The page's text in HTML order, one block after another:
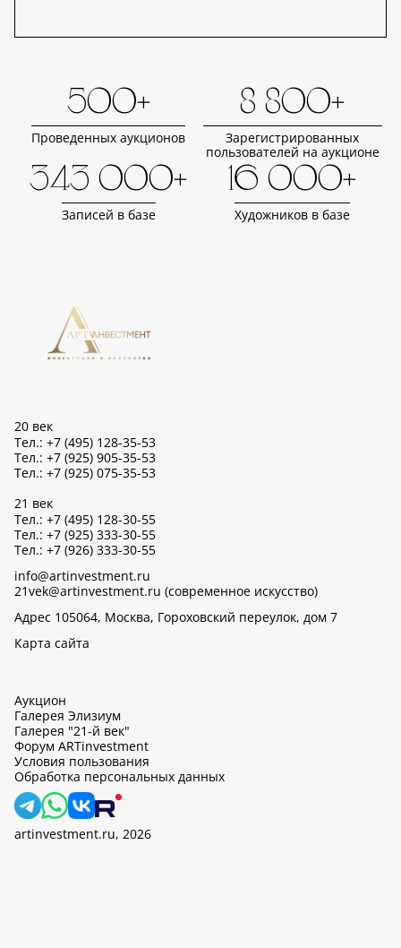
500+
Проведенных аукционов
8 800+
Зарегистрированных
пользователей на аукционе
343 000+
Записей в базе
16 000+
Художников в базе
20 век
Тел.: +7 (495) 128-35-53
Тел.: +7 (925) 905-35-53
Тел.: +7 (925) 075-35-53
21 век
Тел.: +7 (495) 128-30-55
Тел.: +7 (925) 333-30-55
Тел.: +7 (926) 333-30-55
info@artinvestment.ru
21vek@artinvestment.ru (современное искусство)
Адрес 105064, Москва, Гороховский переулок, дом 7
Карта сайта
Аукцион
Галерея Элизиум
Галерея "21-й век"
Форум ARTinvestment
Условия пользования
Обработка персональных данных
artinvestment.ru, 2026